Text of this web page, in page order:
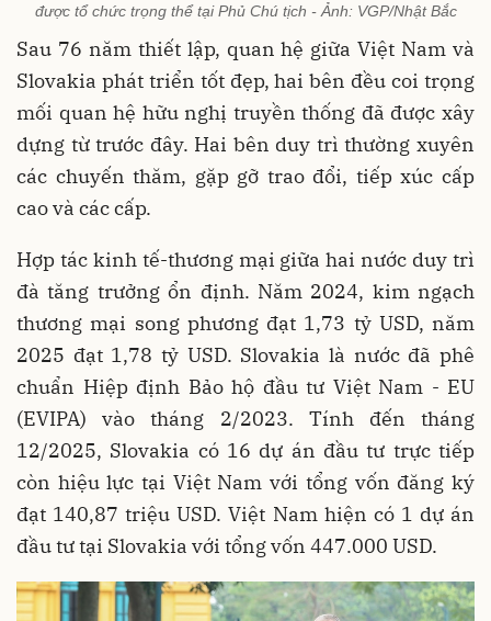
được tổ chức trọng thể tại Phủ Chú tịch - Ảnh: VGP/Nhật Bắc
Sau 76 năm thiết lập, quan hệ giữa Việt Nam và
Slovakia phát triển tốt đẹp, hai bên đều coi trọng
mối quan hệ hữu nghị truyền thống đã được xây
dựng từ trước đây. Hai bên duy trì thường xuyên
các chuyến thăm, gặp gỡ trao đổi, tiếp xúc cấp
cao và các cấp.
Hợp tác kinh tế-thương mại giữa hai nước duy trì
đà tăng trưởng ổn định. Năm 2024, kim ngạch
thương mại song phương đạt 1,73 tỷ USD, năm
2025 đạt 1,78 tỷ USD. Slovakia là nước đã phê
chuẩn Hiệp định Bảo hộ đầu tư Việt Nam - EU
(EVIPA) vào tháng 2/2023. Tính đến tháng
12/2025, Slovakia có 16 dự án đầu tư trực tiếp
còn hiệu lực tại Việt Nam với tổng vốn đăng ký
đạt 140,87 triệu USD. Việt Nam hiện có 1 dự án
đầu tư tại Slovakia với tổng vốn 447.000 USD.